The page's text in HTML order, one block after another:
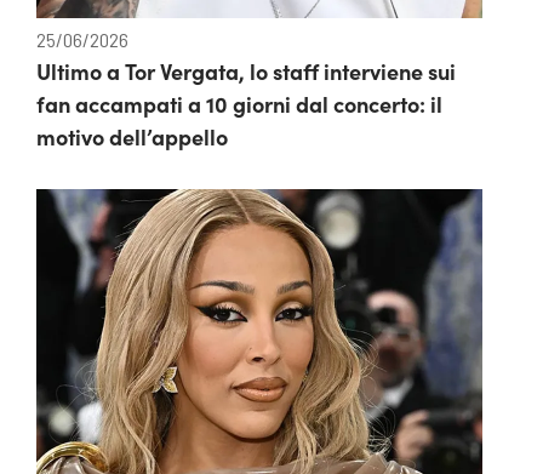
25/06/2026
Ultimo a Tor Vergata, lo staff interviene sui
fan accampati a 10 giorni dal concerto: il
motivo dell’appello